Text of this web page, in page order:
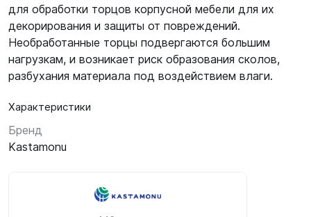
для обработки торцов корпусной мебели для их
декорирования и защиты от повреждений.
Необработанные торцы подвергаются большим
нагрузкам, и возникает риск образования сколов,
разбухания материала под воздействием влаги.
Характеристики
Бренд
Kastamonu